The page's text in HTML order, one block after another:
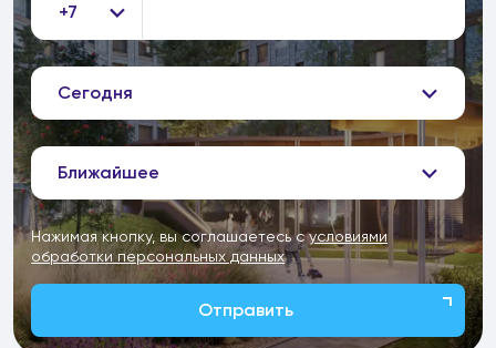
+7
Сегодня
Ближайшее
Нажимая кнопку, вы соглашаетесь сусловиями
обработки персональных данных
Отправить